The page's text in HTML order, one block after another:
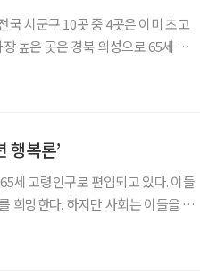
시군구 10곳 중 4곳은 이미 초고
높은 곳은 경북 의성으로 65세 이
행복론’
세 고령인구로 편입되고 있다. 이들
희망한다. 하지만 사회는 이들을 노